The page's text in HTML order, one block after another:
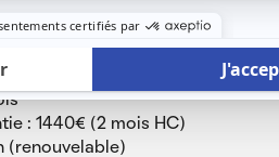
d'une climatisation reversible
+ 80€ provisions charges
: 1440€ (2 mois HC)
(renouvelable)